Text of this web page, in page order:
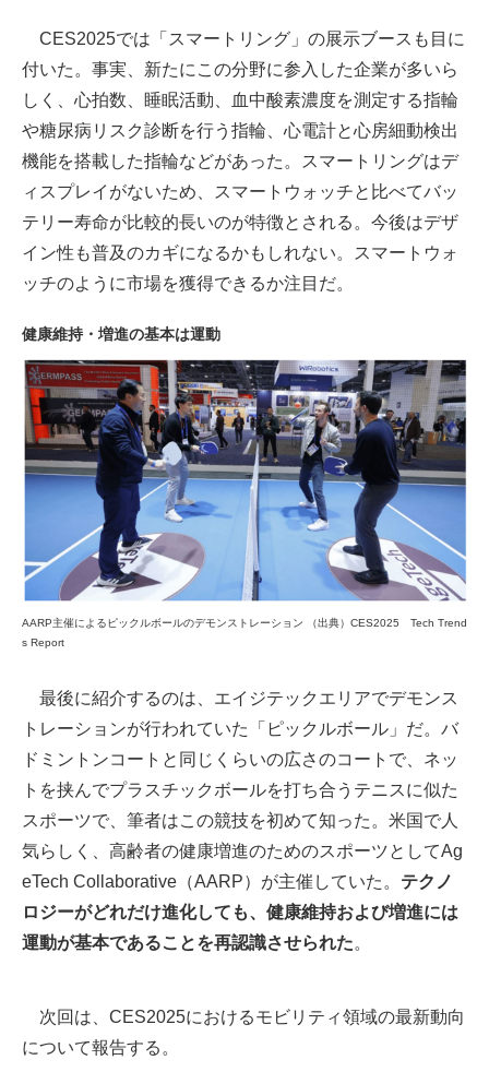
CES2025では「スマートリング」の展示ブースも目に
付いた。事実、新たにこの分野に参入した企業が多いら
しく、心拍数、睡眠活動、血中酸素濃度を測定する指輪
や糖尿病リスク診断を行う指輪、心電計と心房細動検出
機能を搭載した指輪などがあった。スマートリングはデ
ィスプレイがないため、スマートウォッチと比べてバッ
テリー寿命が比較的長いのが特徴とされる。今後はデザ
イン性も普及のカギになるかもしれない。スマートウォ
ッチのように市場を獲得できるか注目だ。
健康維持・増進の基本は運動
AARP主催によるピックルボールのデモンストレーション （出典）CES2025 Tech Trend
s Report
最後に紹介するのは、エイジテックエリアでデモンス
トレーションが行われていた「ピックルボール」だ。バ
ドミントンコートと同じくらいの広さのコートで、ネッ
トを挟んでプラスチックボールを打ち合うテニスに似た
スポーツで、筆者はこの競技を初めて知った。米国で人
気らしく、高齢者の健康増進のためのスポーツとしてAg
eTech Collaborative（AARP）が主催していた。 テクノ
ロジーがどれだけ進化しても、健康維持および増進には
運動が基本であることを再認識させられた。
次回は、CES2025におけるモビリティ領域の最新動向
について報告する。